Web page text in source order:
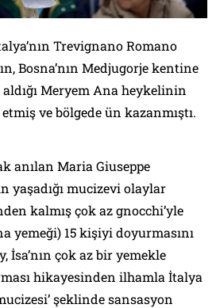
Trevignano Romano
Bosna’nın Medjugorje kentine
Meryem Ana heykelinin
ve bölgede ün kazanmıştı.
anılan Maria Giuseppe
yaşadığı mucizevi olaylar
kalmış çok az gnocchi’yle
yemeği) 15 kişiyi doyurmasını
İsa’nın çok az bir yemekle
hikayesinden ilhamla İtalya
şeklinde sansasyon